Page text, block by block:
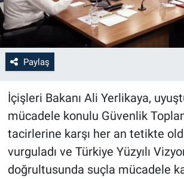
Paylaş
İçişleri Bakanı Ali Yerlikaya,
mücadele konulu Güvenlik
tacirlerine karşı her an tetikte
vurguladı ve Türkiye Yüzyılı
doğrultusunda suçla mücadele